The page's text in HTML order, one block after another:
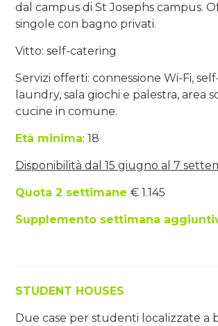
dal campus di St Josephs campus.
singole con bagno privati.
Vitto: self-catering
Servizi offerti: connessione Wi-Fi,
laundry, sala giochi e palestra, area
cucine in comune.
Età minima: 18
Disponibilità dal 15 giugno al 7
Quota 2 settimane € 1.145
Supplemento settimana
STUDENT HOUSES
Due case per studenti localizzate a